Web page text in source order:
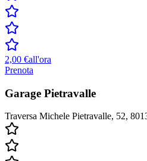
2,00 €all'ora
Prenota
Garage Pietravalle
Traversa Michele Pietravalle, 52,